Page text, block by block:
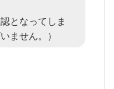
となってしま
ません。）